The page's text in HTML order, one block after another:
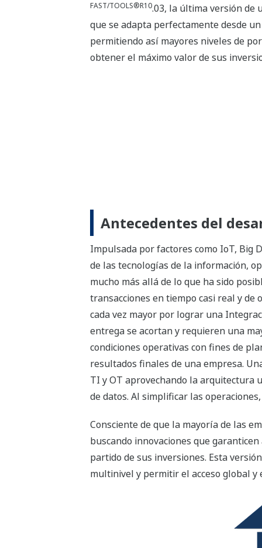
FAST/TOOLS®R10.03, la última versión de
que se adapta perfectamente desde
permitiendo así mayores niveles de
obtener el máximo valor de sus
Antecedentes del
Impulsada por factores como IoT, Big
de las tecnologías de la información,
mucho más allá de lo que ha sido
transacciones en tiempo casi real y de
cada vez mayor por lograr una
entrega se acortan y requieren una
condiciones operativas con fines de
resultados finales de una empresa.
TI y OT aprovechando la arquitectura
de datos. Al simplificar las
Consciente de que la mayoría de las
buscando innovaciones que
partido de sus inversiones. Esta
multinivel y permitir el acceso global y